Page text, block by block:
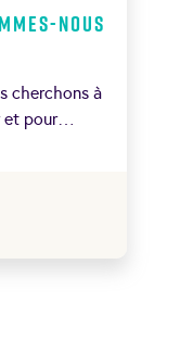
nous
cherchons à
et pour…